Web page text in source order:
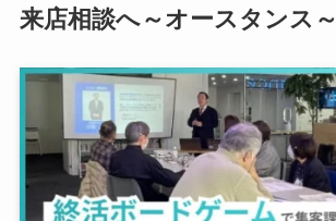
来店相談へ～オースタンス～